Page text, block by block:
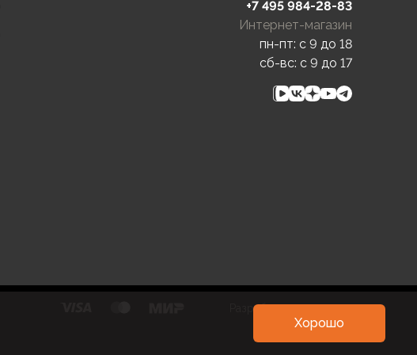
+7 495 984-28-83
Интернет-магазин
пн-пт: c 9 до 18
сб-вс: c 9 до 17
Разработка и развитие
Хорошо